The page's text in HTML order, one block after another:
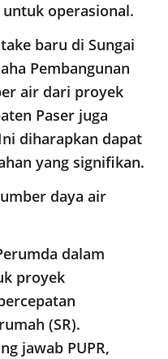
operasional.
baru di Sungai
Pembangunan
air dari proyek
Paser juga
diharapkan dapat
yang signifikan.
daya air
dalam
proyek
(SR).
jawab PUPR,